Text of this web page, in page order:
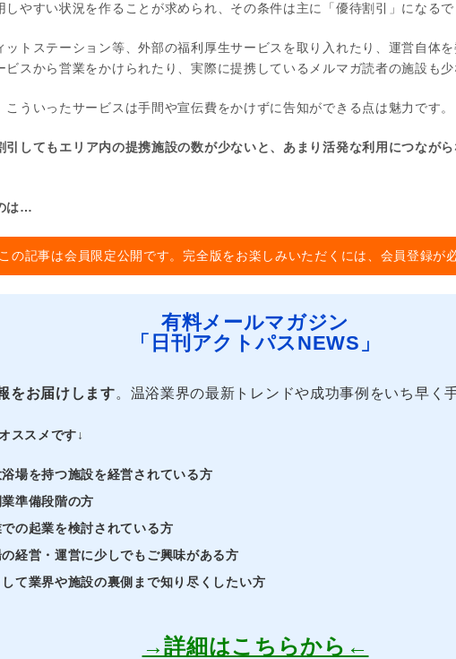
しやすい状況を作ることが求められ、その条件は主に「優待割引」になるで
ットステーション等、外部の福利厚生サービスを取り入れたり、運営自体
ビスから営業をかけられたり、実際に提携しているメルマガ読者の施設も少
こういったサービスは手間や宣伝費をかけずに告知ができる点は魅力です。
引してもエリア内の提携施設の数が少ないと、あまり活発な利用につなが
は…
この記事は会員限定公開です。完全版をお楽しみいただくには、会員登録が
有料メールマガジン
「日刊アクトパスNEWS」
をお届けします。温浴業界の最新トレンドや成功事例をいち早く
ススメです↓
場を持つ施設を経営されている方
準備段階の方
の起業を検討されている方
経営・運営に少しでもご興味がある方
て業界や施設の裏側まで知り尽くしたい方
→詳細はこちらから←